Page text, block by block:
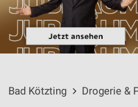
Bad Kötzting Drogerie &